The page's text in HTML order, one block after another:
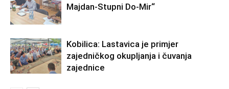
Majdan-Stupni Do-Mir“
Kobilica: Lastavica je primjer
zajedničkog okupljanja i čuvanja
zajednice